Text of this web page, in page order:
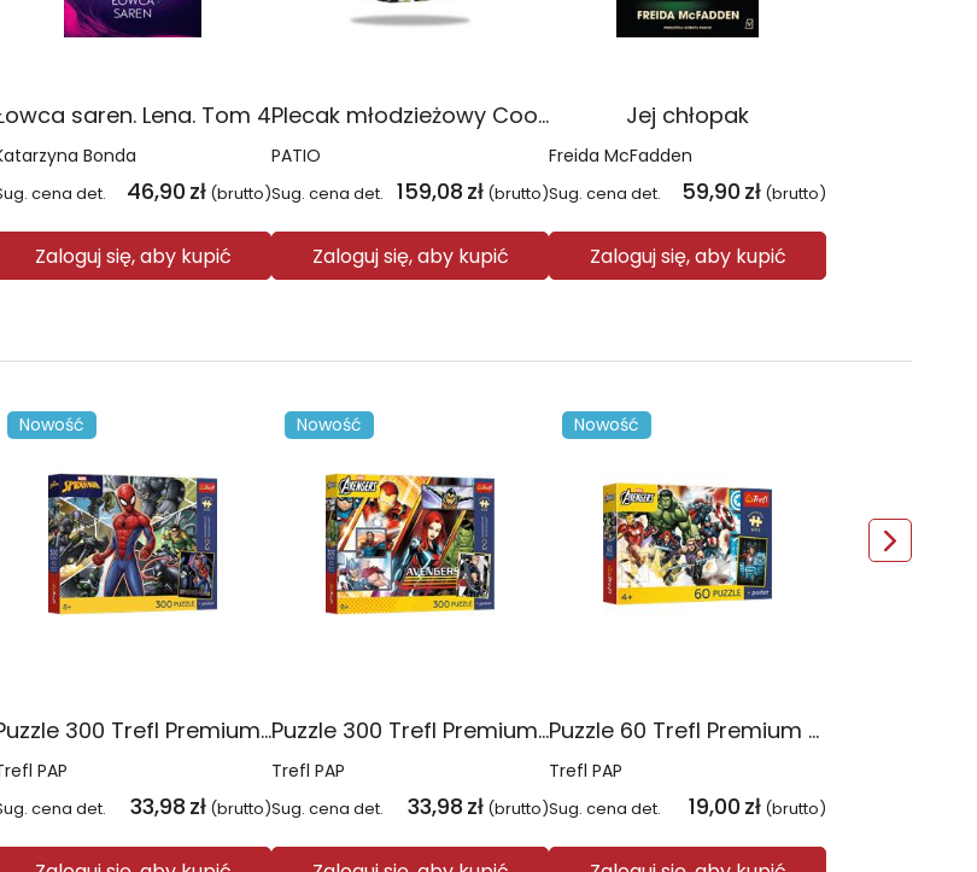
saren. Lena. Tom 4
Bonda
cena det. 46,90 zł (brutto)
Zaloguj się, aby kupić
Plecak młodzieżowy Coolpack Jerry Daisy Black
PATIO
Sug. cena det. 159,08 zł (brutto)
Zaloguj się, aby kupić
Jej chłopak
Freida McFadden
Sug. cena det. 59,90 zł (brutto)
Zaloguj się, aby kupić
Nowość
Puzzle 300 Trefl Premium Plus Kids Disney Marvel Spiderman ukryty bohater 23047
PAP
cena det. 33,98 zł (brutto)
Nowość
Puzzle 300 Trefl Premium Plus Kids Disney Marvel the Avengers Siła Drużyny 23046
Trefl PAP
Sug. cena det. 33,98 zł (brutto)
Nowość
Puzzle 60 Trefl Premium Plus Kids Marvel Razem Silniejsi 17436
Trefl PAP
Sug. cena det. 19,00 zł (brutto)